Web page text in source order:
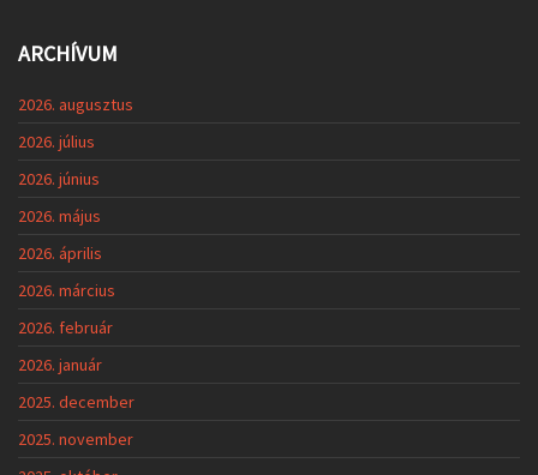
ARCHÍVUM
2026. augusztus
2026. július
2026. június
2026. május
2026. április
2026. március
2026. február
2026. január
2025. december
2025. november